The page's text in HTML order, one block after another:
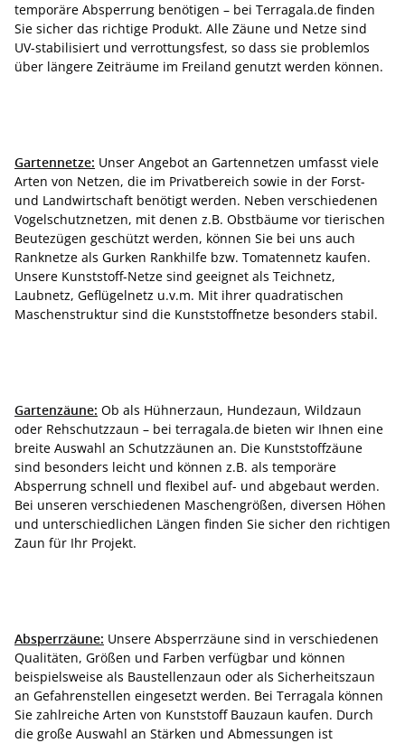
temporäre Absperrung benötigen – bei Terragala.de finden
Sie sicher das richtige Produkt. Alle Zäune und Netze sind
UV-stabilisiert und verrottungsfest, so dass sie problemlos
über längere Zeiträume im Freiland genutzt werden können.
Gartennetze: Unser Angebot an Gartennetzen umfasst viele
Arten von Netzen, die im Privatbereich sowie in der Forst-
und Landwirtschaft benötigt werden. Neben verschiedenen
Vogelschutznetzen, mit denen z.B. Obstbäume vor tierischen
Beutezügen geschützt werden, können Sie bei uns auch
Ranknetze als Gurken Rankhilfe bzw. Tomatennetz kaufen.
Unsere Kunststoff-Netze sind geeignet als Teichnetz,
Laubnetz, Geflügelnetz u.v.m. Mit ihrer quadratischen
Maschenstruktur sind die Kunststoffnetze besonders stabil.
Gartenzäune: Ob als Hühnerzaun, Hundezaun, Wildzaun
oder Rehschutzzaun – bei terragala.de bieten wir Ihnen eine
breite Auswahl an Schutzzäunen an. Die Kunststoffzäune
sind besonders leicht und können z.B. als temporäre
Absperrung schnell und flexibel auf- und abgebaut werden.
Bei unseren verschiedenen Maschengrößen, diversen Höhen
und unterschiedlichen Längen finden Sie sicher den richtigen
Zaun für Ihr Projekt.
Absperrzäune: Unsere Absperrzäune sind in verschiedenen
Qualitäten, Größen und Farben verfügbar und können
beispielsweise als Baustellenzaun oder als Sicherheitszaun
an Gefahrenstellen eingesetzt werden. Bei Terragala können
Sie zahlreiche Arten von Kunststoff Bauzaun kaufen. Durch
die große Auswahl an Stärken und Abmessungen ist